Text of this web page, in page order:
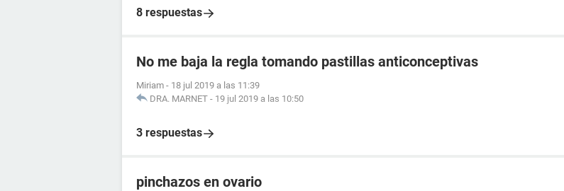
8 respuestas
No me baja la regla tomando pastillas anticonceptivas
Miriam - 18 jul 2019 a las 11:39
DRA. MARNET - 19 jul 2019 a las 10:50
3 respuestas
pinchazos en ovario